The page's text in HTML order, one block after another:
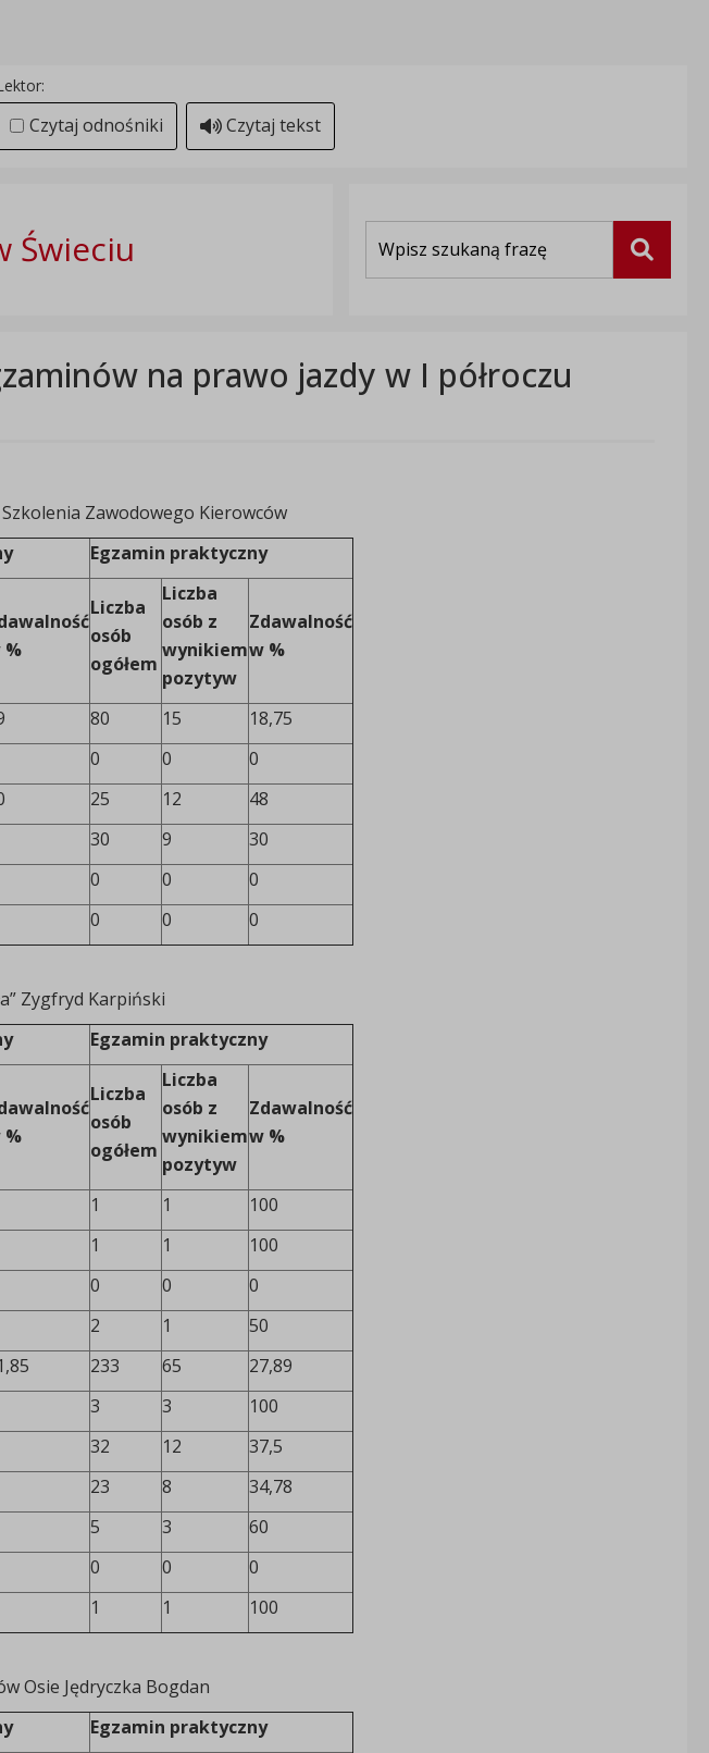
między paragrafami
ustawienia domyślne
Czytaj odnośniki Czytaj tekst
Świeciu Szukaj
na prawo jazdy w I półroczu
Zawodowego Kierowców
Egzamin praktyczny
%
Liczba
osób
ogółem
Liczba
osób z
wynikiem
pozytyw
Zdawalność
w %
80 15
18,75
0 0
0
25 12
48
30 9
30
0 0
0
0 0 0
Zygfryd Karpiński
Egzamin praktyczny
%
Liczba
osób
ogółem
Liczba
osób z
wynikiem
pozytyw
Zdawalność
w %
1 1
100
1 1
100
0 0
0
2 1
50
233 65
27,89
3 3
100
32 12
37,5
23 8
34,78
5 3
60
0 0
0
1 1 100
Osie Jędryczka Bogdan
Egzamin praktyczny